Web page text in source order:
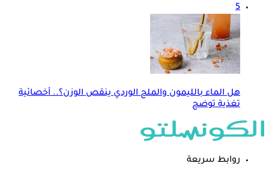
5
هل الماء بالليمون والملح الوردي ينقص الوزن؟.. أخصائية
تغذية توضح
روابط سريعة